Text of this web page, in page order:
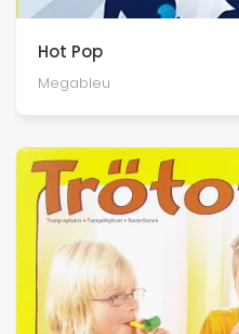
Hot Pop
Megableu